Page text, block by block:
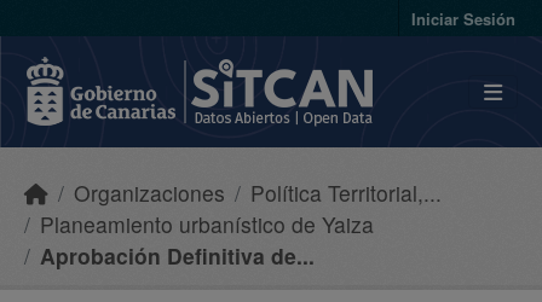
Iniciar Sesión
Organizaciones
Política Territorial,...
Planeamiento urbanístico de Yaiza
Aprobación Definitiva de...